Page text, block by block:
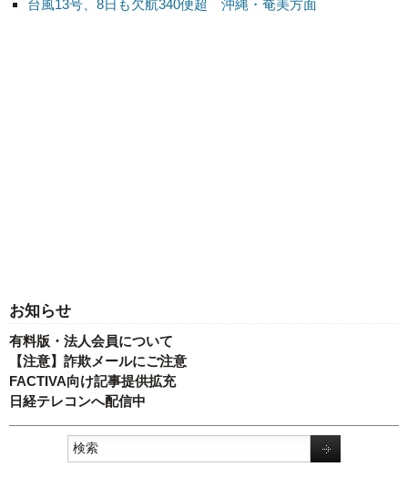
台風13号、8日も欠航340便超 沖縄・奄美方面
お知らせ
有料版・法人会員について
【注意】詐欺メールにご注意
FACTIVA向け記事提供拡充
日経テレコンへ配信中